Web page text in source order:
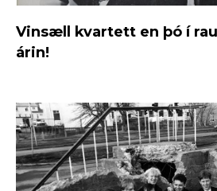
Vinsæll kvartett en þó í
árin!